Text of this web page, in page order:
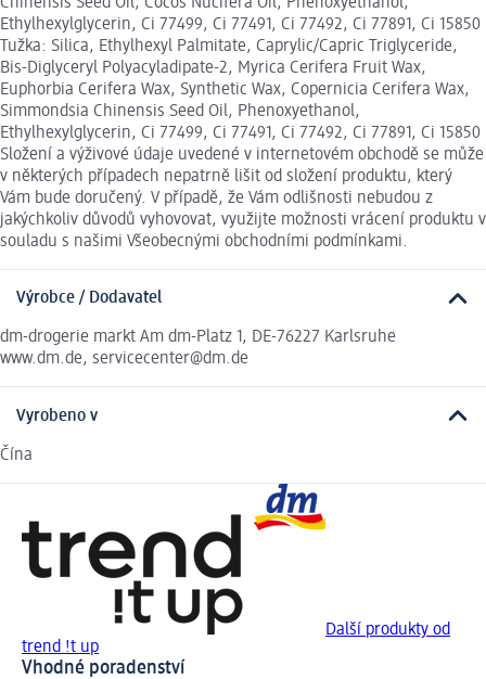
Ethylhexylglycerin, Ci 77499, Ci 77491, Ci 77492, Ci 77891, Ci 15850
Tužka: Silica, Ethylhexyl Palmitate, Caprylic/Capric Triglyceride,
Bis-Diglyceryl Polyacyladipate-2, Myrica Cerifera Fruit Wax,
Euphorbia Cerifera Wax, Synthetic Wax, Copernicia Cerifera Wax,
Simmondsia Chinensis Seed Oil, Phenoxyethanol,
Ethylhexylglycerin, Ci 77499, Ci 77491, Ci 77492, Ci 77891, Ci 15850
Složení a výživové údaje uvedené v internetovém obchodě se může
v některých případech nepatrně lišit od složení produktu, který
Vám bude doručený. V případě, že Vám odlišnosti nebudou z
jakýchkoliv důvodů vyhovovat, využijte možnosti vrácení produktu v
souladu s našimi Všeobecnými obchodními podmínkami.
Výrobce / Dodavatel
dm-drogerie markt Am dm-Platz 1, DE-76227 Karlsruhe
www.dm.de, servicecenter@dm.de
Vyrobeno v
Čína
Další produkty od
trend !t up
Vhodné poradenství